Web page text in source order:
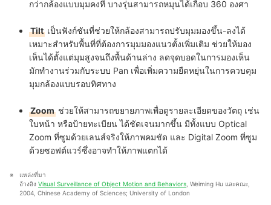
กว่ากล้องแบบมุมคงที่ บางรุ่นสามารถหมุนได้เกือบ 360 องศา
Tilt เป็นฟังก์ชันที่ช่วยให้กล้องสามารถปรับมุมมองขึ้น-ลงได้
เหมาะสำหรับพื้นที่ที่ต้องการมุมมองแนวตั้งเพิ่มเติม ช่วยให้มอง
เห็นได้ตั้งแต่มุมสูงจนถึงพื้นด้านล่าง ลดจุดบอดในการมองเห็น
มักทำงานร่วมกับระบบ Pan เพื่อเพิ่มความยืดหยุ่นในการควบคุม
มุมกล้องแบบรอบทิศทาง
Zoom ช่วยให้สามารถขยายภาพเพื่อดูรายละเอียดของวัตถุ เช่น
ใบหน้า หรือป้ายทะเบียน ได้ชัดเจนมากขึ้น มีทั้งแบบ Optical
Zoom ที่ซูมด้วยเลนส์จริงให้ภาพคมชัด และ Digital Zoom ที่ซูม
ด้วยซอฟต์แวร์ซึ่งอาจทำให้ภาพแตกได้
แหล่งที่มา
อ้างอิง Visual Surveillance of Object Motion and Behaviors , Weiming Hu และคณะ,
2004, Chinese Academy of Sciences; University of London